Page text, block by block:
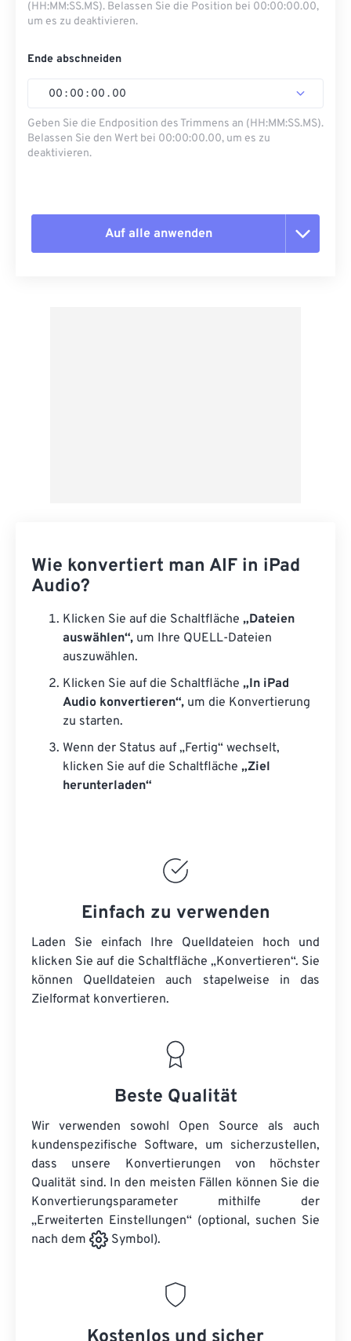
(HH:MM:SS.MS). Belassen Sie die Position bei 00:00:00.00,
um es zu deaktivieren.
Ende abschneiden
00 : 00 : 00 . 00
Geben Sie die Endposition des Trimmens an (HH:MM:SS.MS).
Belassen Sie den Wert bei 00:00:00.00, um es zu
deaktivieren.
Auf alle anwenden
Wie konvertiert man AIF in iPad
Audio?
Klicken Sie auf die Schaltfläche „Dateien
auswählen“, um Ihre QUELL-Dateien
auszuwählen.
Klicken Sie auf die Schaltfläche „In iPad
Audio konvertieren“, um die Konvertierung
zu starten.
Wenn der Status auf „Fertig“ wechselt,
klicken Sie auf die Schaltfläche „Ziel
herunterladen“
Einfach zu verwenden
Laden Sie einfach Ihre Quelldateien hoch und
klicken Sie auf die Schaltfläche „Konvertieren“. Sie
können Quelldateien auch stapelweise in das
Zielformat konvertieren.
Beste Qualität
Wir verwenden sowohl Open Source als auch
kundenspezifische Software, um sicherzustellen,
dass unsere Konvertierungen von höchster
Qualität sind. In den meisten Fällen können Sie die
Konvertierungsparameter mithilfe der
„Erweiterten Einstellungen“ (optional, suchen Sie
nach dem
Symbol).